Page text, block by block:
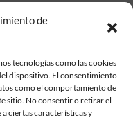
de
tecnologías como las cookies
dispositivo. El consentimiento
como el comportamiento de
sitio. No consentir o retirar el
ciertas características y
Clásicos
28006.